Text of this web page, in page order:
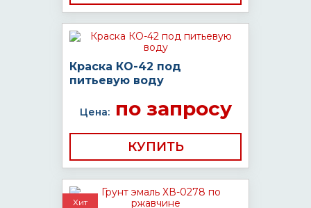
Краска КО-42 под
питьевую воду
Цена:по запросу
КУПИТЬ
Хит